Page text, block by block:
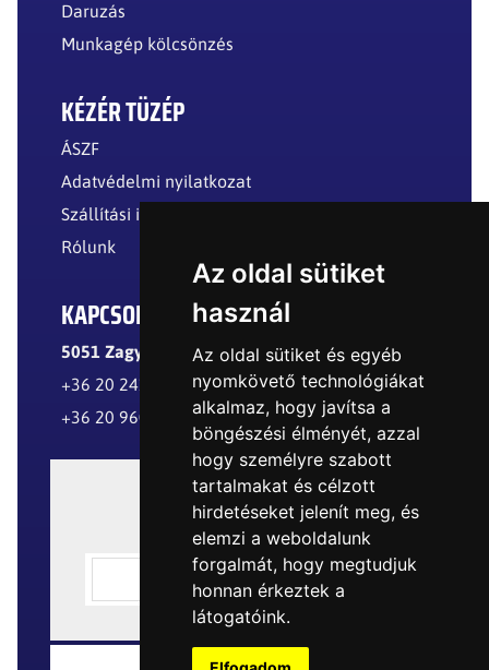
Az oldal sütiket
használ
Az oldal sütiket és egyéb
nyomkövető technológiákat
alkalmaz, hogy javítsa a
böngészési élményét, azzal
hogy személyre szabott
tartalmakat és célzott
hirdetéseket jelenít meg, és
elemzi a weboldalunk
forgalmát, hogy megtudjuk
honnan érkeztek a
látogatóink.
Daruzás
Munkagép kölcsönzés
KÉZÉR TÜZÉP
ÁSZF
Adatvédelmi nyilatkozat
Szállítási információk
Rólunk
KAPCSOLAT
5051 Zagyvarékas, Külterület
+36 20 241 8299
+36 20 960 8977